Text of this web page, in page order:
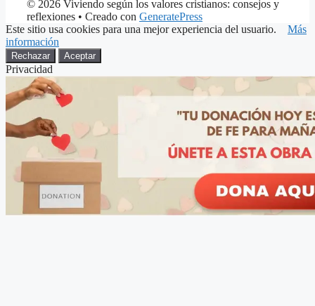
© 2026 Viviendo según los valores cristianos: consejos y
reflexiones • Creado con GeneratePress
Este sitio usa cookies para una mejor experiencia del usuario. Más
información
Rechazar Aceptar
Privacidad